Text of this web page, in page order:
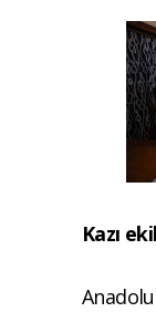
Kazı
Anadolu